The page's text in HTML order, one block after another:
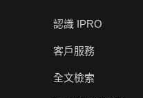
認識 IPRO
客戶服務
全文檢索